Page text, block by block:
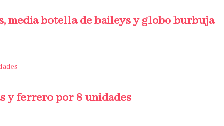
media botella de baileys y globo burbuja
y ferrero por 8 unidades